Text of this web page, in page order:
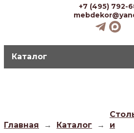
+7 (495) 792-
Каталог
Главная → Каталог →
и